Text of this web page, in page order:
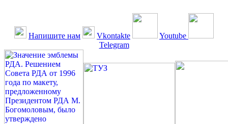
Напишите нам Vkontakte
Youtube
Telegram